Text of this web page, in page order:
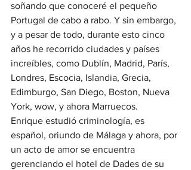
soñando que conoceré el pequeño
Portugal de cabo a rabo. Y sin embargo,
y a pesar de todo, durante esto cinco
años he recorrido ciudades y países
increíbles, como Dublín, Madrid, París,
Londres, Escocia, Islandia, Grecia,
Edimburgo, San Diego, Boston, Nueva
York, wow, y ahora Marruecos.
Enrique estudió criminología, es
español, oriundo de Málaga y ahora, por
un acto de amor se encuentra
gerenciando el hotel de Dades de su